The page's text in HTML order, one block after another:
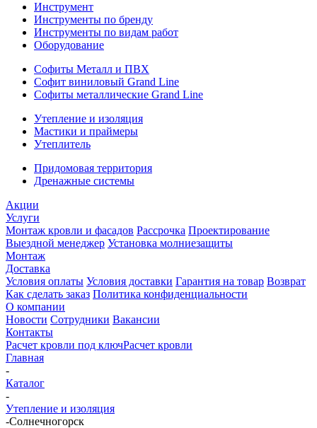
Инструмент
Инструменты по бренду
Инструменты по видам работ
Оборудование
Софиты Металл и ПВХ
Софит виниловый Grand Line
Софиты металлические Grand Line
Утепление и изоляция
Мастики и праймеры
Утеплитель
Придомовая территория
Дренажные системы
Акции
Услуги
Монтаж кровли и фасадов Рассрочка Проектирование
Выездной менеджер Установка молниезащиты
Монтаж
Доставка
Условия оплаты Условия доставки Гарантия на товар Возврат
Как сделать заказ Политика конфиденциальности
О компании
Новости Сотрудники Вакансии
Контакты
Расчет кровли под ключРасчет кровли
Главная
-
Каталог
-
Утепление и изоляция
-Солнечногорск